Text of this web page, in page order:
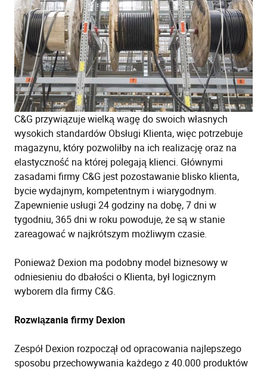
C&G przywiązuje wielką wagę do swoich własnych
wysokich standardów Obsługi Klienta, więc potrzebuje
magazynu, który pozwoliłby na ich realizację oraz na
elastyczność na której polegają klienci. Głównymi
zasadami firmy C&G jest pozostawanie blisko klienta,
bycie wydajnym, kompetentnym i wiarygodnym.
Zapewnienie usługi 24 godziny na dobę, 7 dni w
tygodniu, 365 dni w roku powoduje, że są w stanie
zareagować w najkrótszym możliwym czasie.
Ponieważ Dexion ma podobny model biznesowy w
odniesieniu do dbałości o Klienta, był logicznym
wyborem dla firmy C&G.
Rozwiązania firmy Dexion
Zespół Dexion rozpoczął od opracowania najlepszego
sposobu przechowywania każdego z 40.000 produktów